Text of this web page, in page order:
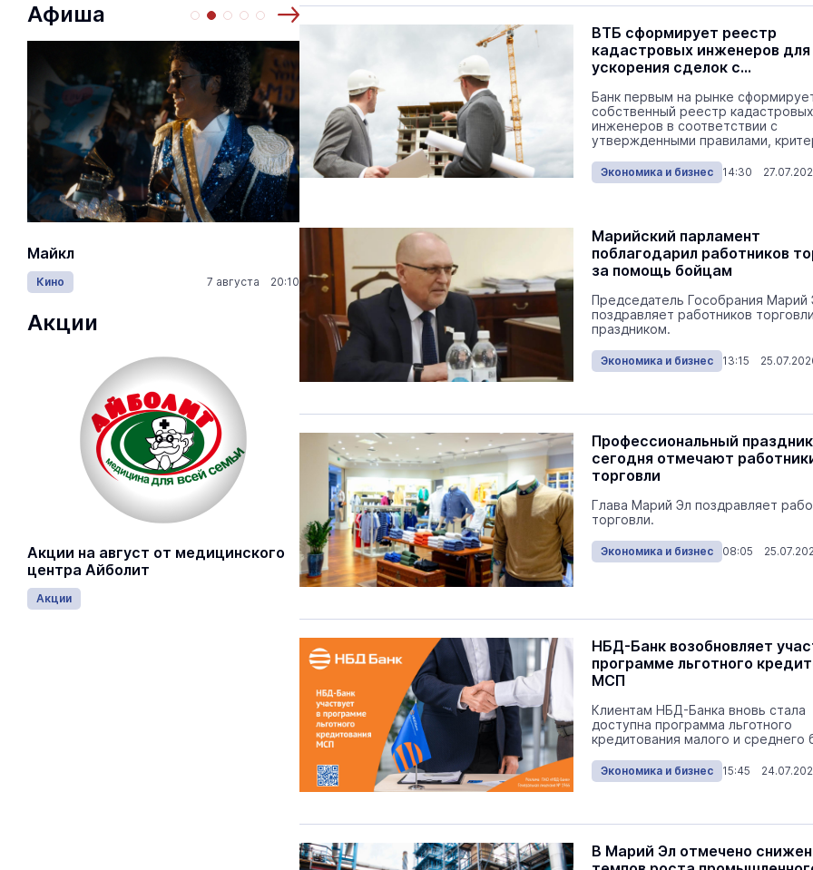
Афиша
Майкл
Кино 7 августа 20:10
Лида / Lida
Концерты 26 августа 19:00
На ощупь. Путеводитель
лабиринту
Акции
Акции на август от медицинского
центра Айболит
Акции
ВТБ сформирует реестр
кадастровых инженеров для
ускорения сделок с
Банк первым на рынке
собственный реестр кадастровых
инженеров в соответствии с
утвержденными правилами,
Экономика и бизнес 14:30
Марийский парламент
поблагодарил работников
за помощь бойцам
Председатель Гособрания Марий
поздравляет работников
праздником.
Экономика и бизнес 13:15
Профессиональный праздник
сегодня отмечают
торговли
Глава Марий Эл поздравляет
торговли.
Экономика и бизнес 08:05
НБД-Банк возобновляет
программе льготного
МСП
Клиентам НБД-Банка вновь стала
доступна программа льготного
кредитования малого и среднего
Экономика и бизнес 15:45
В Марий Эл отмечено
стали часто захаживать кабаны,
лоси и медведи
Михаил Васютин вручил
государственные награды
деятелям спортивной сферы